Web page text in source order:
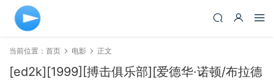
当前位置： 首页 电影 正文
[ed2k][1999][搏击俱乐部][爱德华·诺顿/布拉德